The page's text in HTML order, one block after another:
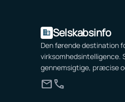
domain Selskabsinfo
Den førende destination
virksomhedsintelligence.
gennemsigtige, præcise
mailcall